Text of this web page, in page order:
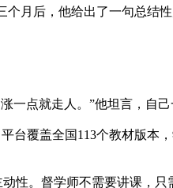
月后，他给出了一句总结
点就走人。”他坦言，自
覆盖全国113个教材版本
性。督学师不需要讲课，